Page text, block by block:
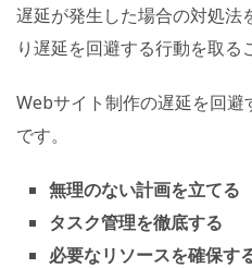
遅延が発生した場合の対処法
り遅延を回避する行動を取る
Webサイト制作の遅延を回
です。
無理のない計画を立てる
タスク管理を徹底する
必要なリソースを確保す